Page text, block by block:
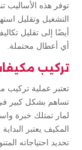
توفر هذه الأساليب
التشغيل وتقليل
أيضًا إلى تقليل
أي أعطال محتملة.
تركيب
تعتبر عملية تركيب
تساهم بشكل كبير في
لمار تمتلك خبرة
المكيف يعتبر
تحديد احتياجاته